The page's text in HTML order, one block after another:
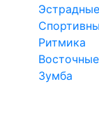
Эстрадные
Ритмика
Восточные
Зумба